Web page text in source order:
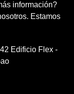
información?
Estamos
Edificio Flex -